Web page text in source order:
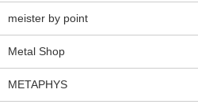
meister by point
Metal Shop
METAPHYS